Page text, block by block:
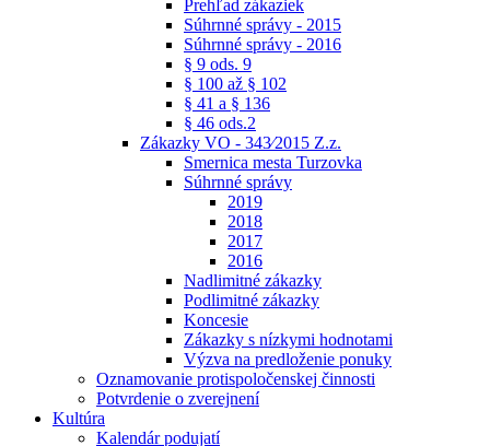
Prehľad zákaziek
Súhrnné správy - 2015
Súhrnné správy - 2016
§ 9 ods. 9
§ 100 až § 102
§ 41 a § 136
§ 46 ods.2
Zákazky VO - 343⁄2015 Z.z.
Smernica mesta Turzovka
Súhrnné správy
2019
2018
2017
2016
Nadlimitné zákazky
Podlimitné zákazky
Koncesie
Zákazky s nízkymi hodnotami
Výzva na predloženie ponuky
Oznamovanie protispoločenskej činnosti
Potvrdenie o zverejnení
Kultúra
Kalendár podujatí